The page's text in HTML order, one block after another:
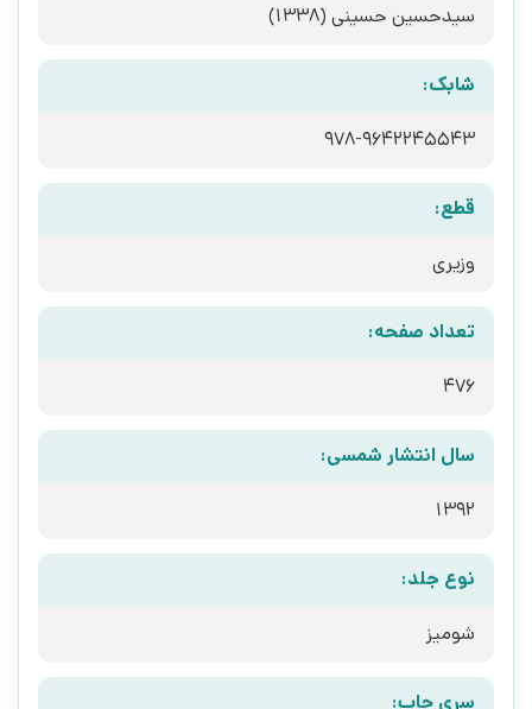
سیدحسین حسینی (1338)
شابک:
978-9642245543
قطع:
وزیری
تعداد صفحه:
476
سال انتشار شمسی:
1392
نوع جلد:
شومیز
سری چاپ: